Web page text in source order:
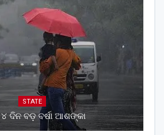
STATE
ଦିନ ବଡ଼ ବର୍ଷା ଆଶଙ୍କା